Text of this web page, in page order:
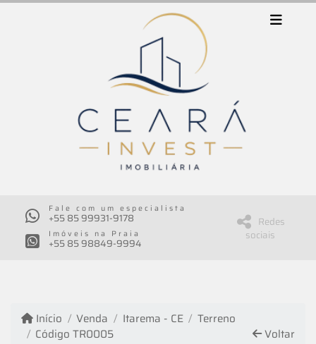
Fale com um especialista
+55 85 99931-9178
Imóveis na Praia
+55 85 98849-9994
Redes
sociais
Início Venda Itarema - CE
Terreno
Código TR0005
Voltar